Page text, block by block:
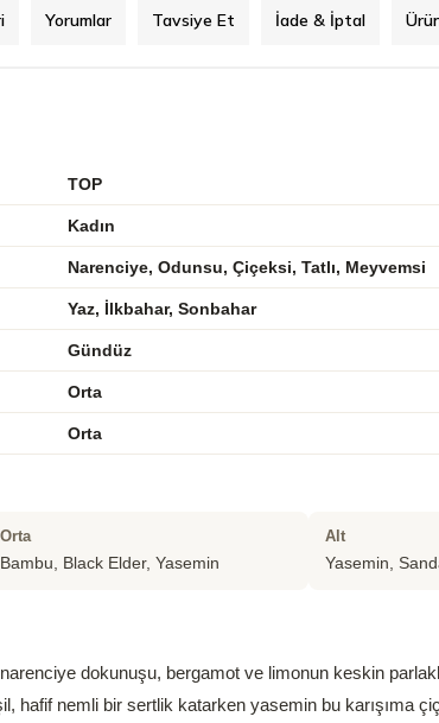
Yorumlar Tavsiye Et İade & İptal
TOP
Kadın
Narenciye, Odunsu, Çiçeksi, Tatlı, Meyvemsi
Yaz, İlkbahar, Sonbahar
Gündüz
Orta
Orta
Orta
Bambu, Black Elder, Yasemin
Alt
Yasemin,
dokunuşu, bergamot ve limonun keskin
hafif nemli bir sertlik katarken yasemin bu karışıma